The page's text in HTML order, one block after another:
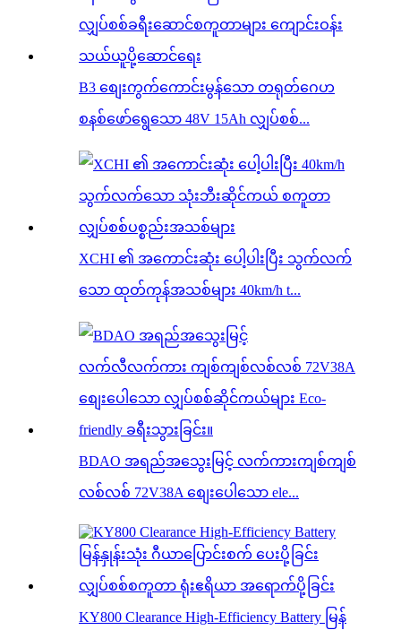
B3 စျေးကွက်ကောင်းမွန်သော တရုတ်ဂေဟ
စနစ်ဖော်ရွေသော 48V 15Ah လျှပ်စစ်...
XCHI ၏ အကောင်းဆုံး ပေါ့ပါးပြီး သွက်လက်
သော ထုတ်ကုန်အသစ်များ 40km/h t...
BDAO အရည်အသွေးမြင့် လက်ကားကျစ်ကျစ်
လစ်လစ် 72V38A စျေးပေါသော ele...
KY800 Clearance High-Efficiency Battery မြန်